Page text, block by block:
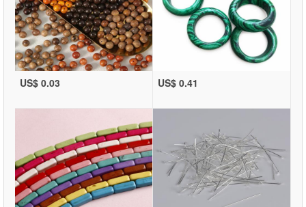
US$ 0.03 US$ 0.41